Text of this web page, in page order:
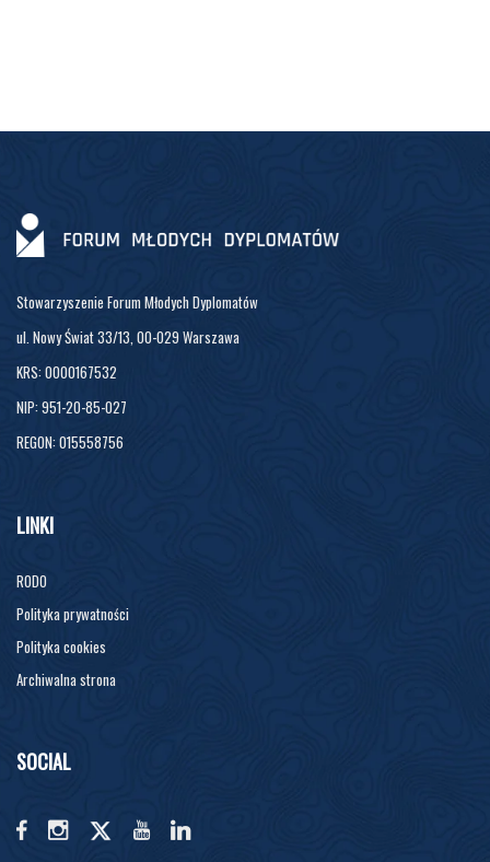
Stowarzyszenie Forum Młodych Dyplomatów
ul. Nowy Świat 33/13, 00-029 Warszawa
KRS: 0000167532
NIP: 951-20-85-027
REGON: 015558756
LINKI
RODO
Polityka prywatności
Polityka cookies
Archiwalna strona
SOCIAL